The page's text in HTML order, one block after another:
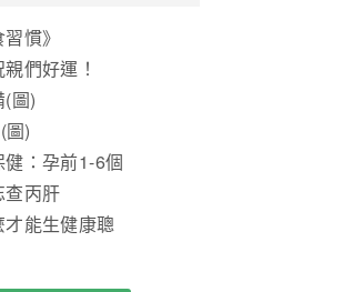
慣》
們好運！
圖)
圖)
：孕前1-6個
查丙肝
能生健康聰